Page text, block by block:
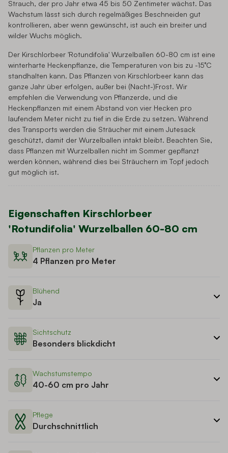
Strauch, der pro Jahr etwa 45 bis 50 Zentimeter wächst. Das
Wachstum lässt sich durch regelmäßiges Beschneiden gut
kontrollieren, aber wenn gewünscht, ist auch ein breiter und
wilder Wuchs möglich.
Der Kirschlorbeer 'Rotundifolia' Wurzelballen 60-80 cm ist eine
winterharte Heckenpflanze, die Temperaturen von bis zu -15°C
standhalten kann. Das Pflanzen von Kirschlorbeer kann das
ganze Jahr über erfolgen, außer bei (Nacht-)Frost. Wir
empfehlen die Verwendung von Pflanzerde, und die
Heckenpflanzen mit einem Abstand von vier Hecken pro
laufendem Meter nicht zu tief in die Erde zu setzen. Während
des Transports werden die Sträucher mit einem Jutesack
geschützt, damit der Wurzelballen intakt bleibt. Beachten Sie,
dass Pflanzen mit Wurzelballen nicht im Sommer gepflanzt
werden können, während dies bei Sträuchern im Topf jedoch
gut möglich ist.
Eigenschaften Kirschlorbeer
'Rotundifolia' Wurzelballen 60-80 cm
Pflanzen pro Meter
4 Pflanzen pro Meter
Blühend
Ja
Sichtschutz
Besonders blickdicht
Wachstumstempo
40-60 cm pro Jahr
Pflege
Durchschnittlich